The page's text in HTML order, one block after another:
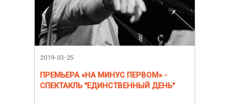
2019-03-25
ПРЕМЬЕРА «НА МИНУС ПЕРВОМ» -
СПЕКТАКЛЬ "ЕДИНСТВЕННЫЙ ДЕНЬ"